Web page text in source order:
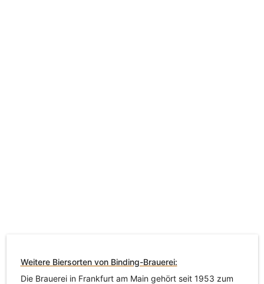
Weitere Biersorten von Binding-Brauerei:
Die Brauerei in Frankfurt am Main gehört seit 1953 zum